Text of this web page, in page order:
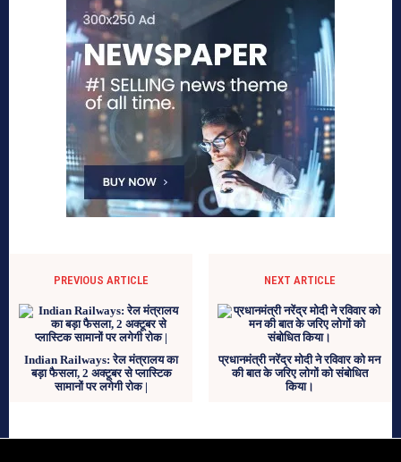
PREVIOUS ARTICLE
Indian Railways: रेल मंत्रालय का
बड़ा फैसला, 2 अक्टूबर से प्लास्टिक
सामानों पर लगेगी रोक |
NEXT ARTICLE
प्रधानमंत्री नरेंद्र मोदी ने रविवार को मन
की बात के जरिए लोगों को संबोधित
किया।